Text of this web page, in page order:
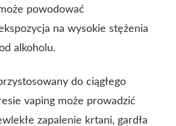
powodować
na wysokie stężenia
alkoholu.
do ciągłego
vaping może prowadzić
zapalenie krtani, gardła